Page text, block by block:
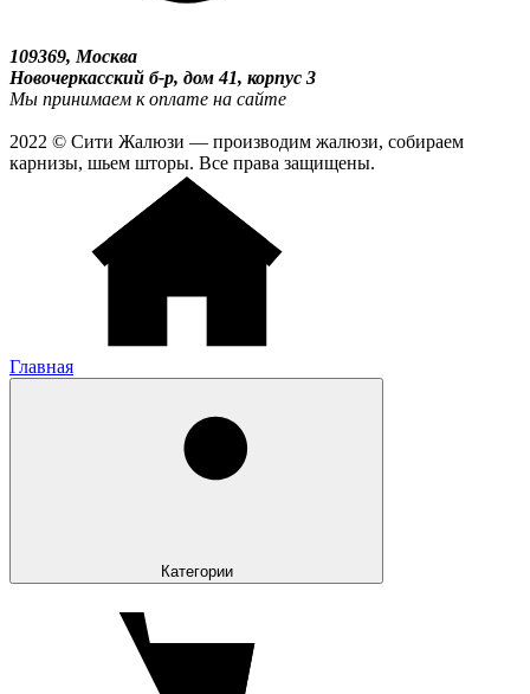
109369, Москва
Новочеркасский б-р, дом 41, корпус 3
Мы принимаем к оплате на сайте
2022 © Сити Жалюзи — производим жалюзи, собираем
карнизы, шьем шторы. Все права защищены.
Главная
Категории